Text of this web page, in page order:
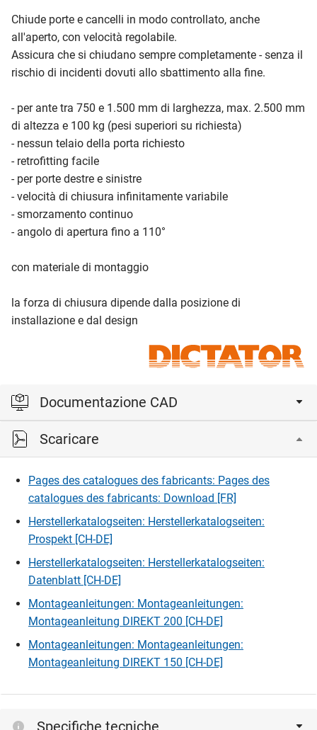
Chiude porte e cancelli in modo controllato, anche
all'aperto, con velocità regolabile.
Assicura che si chiudano sempre completamente - senza il
rischio di incidenti dovuti allo sbattimento alla fine.
- per ante tra 750 e 1.500 mm di larghezza, max. 2.500 mm
di altezza e 100 kg (pesi superiori su richiesta)
- nessun telaio della porta richiesto
- retrofitting facile
- per porte destre e sinistre
- velocità di chiusura infinitamente variabile
- smorzamento continuo
- angolo di apertura fino a 110°
con materiale di montaggio
la forza di chiusura dipende dalla posizione di
installazione e dal design
Documentazione CAD
Accedi per visualizzare e scaricare i file CAD.
Accedi
Scaricare
Pages des catalogues des fabricants: Pages des
catalogues des fabricants: Download [FR]
Herstellerkatalogseiten: Herstellerkatalogseiten:
Prospekt [CH-DE]
Herstellerkatalogseiten: Herstellerkatalogseiten:
Datenblatt [CH-DE]
Montageanleitungen: Montageanleitungen:
Montageanleitung DIREKT 200 [CH-DE]
Montageanleitungen: Montageanleitungen:
Montageanleitung DIREKT 150 [CH-DE]